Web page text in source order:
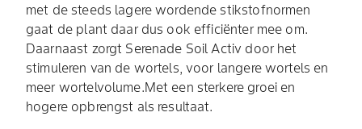
met de steeds lagere wordende stikstofnormen
gaat de plant daar dus ook efficiënter mee om.
Daarnaast zorgt Serenade Soil Activ door het
stimuleren van de wortels, voor langere wortels en
meer wortelvolume.Met een sterkere groei en
hogere opbrengst als resultaat.